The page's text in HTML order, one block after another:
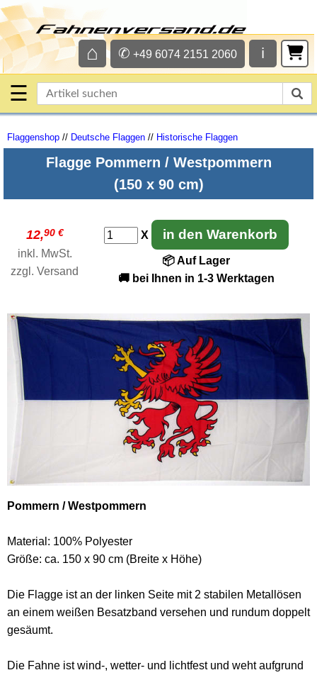
ℹ
✆ +49 6074 2151 2060
⌂
☰
Flaggenshop // Deutsche Flaggen // Historische Flaggen
Flagge Pommern / Westpommern
(150 x 90 cm)
12,90 €
inkl. MwSt.
zzgl. Versand
X in den Warenkorb
📦 Auf Lager
🚚 bei Ihnen in 1-3 Werktagen
Pommern / Westpommern
Material: 100% Polyester
Größe: ca. 150 x 90 cm (Breite x Höhe)
Die Flagge ist an der linken Seite mit 2 stabilen Metallösen
an einem weißen Besatzband versehen und rundum doppelt
gesäumt.
Die Fahne ist wind-, wetter- und lichtfest und weht aufgrund